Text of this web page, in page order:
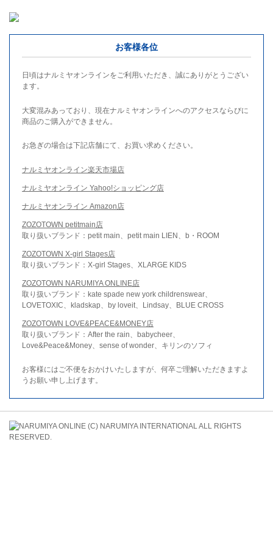
お客様各位
日頃はナルミヤオンラインをご利用いただき、誠にありがとうござい
ます。
大変混みあっており、現在ナルミヤオンラインへのアクセスならびに
商品のご購入ができません。
お急ぎの場合は下記店舗にて、お買い求めください。
ナルミヤオンライン楽天市場店
ナルミヤオンライン Yahoo!ショッピング店
ナルミヤオンライン Amazon店
ZOZOTOWN petitmain店
取り扱いブランド：petit main、petit main LIEN、b・ROOM
ZOZOTOWN X-girl Stages店
取り扱いブランド：X-girl Stages、XLARGE KIDS
ZOZOTOWN NARUMIYA ONLINE店
取り扱いブランド：kate spade new york childrenswear、
LOVETOXIC、kladskap、by loveit、Lindsay、BLUE CROSS
ZOZOTOWN LOVE&PEACE&MONEY店
取り扱いブランド：After the rain、babycheer、
Love&Peace&Money、sense of wonder、キリンのソフィ
お客様にはご不便をおかけいたしますが、何卒ご理解いただきますよ
うお願い申し上げます。